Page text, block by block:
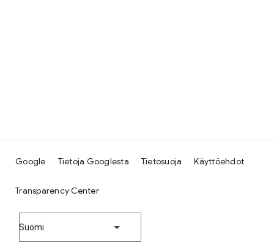
Google Tietoja Googlesta Tietosuoja Käyttöehdot
Transparency Center
Suomi